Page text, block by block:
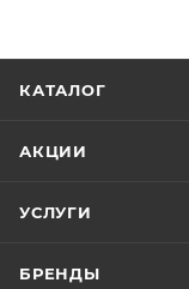
КАТАЛОГ
АКЦИИ
УСЛУГИ
БРЕНДЫ